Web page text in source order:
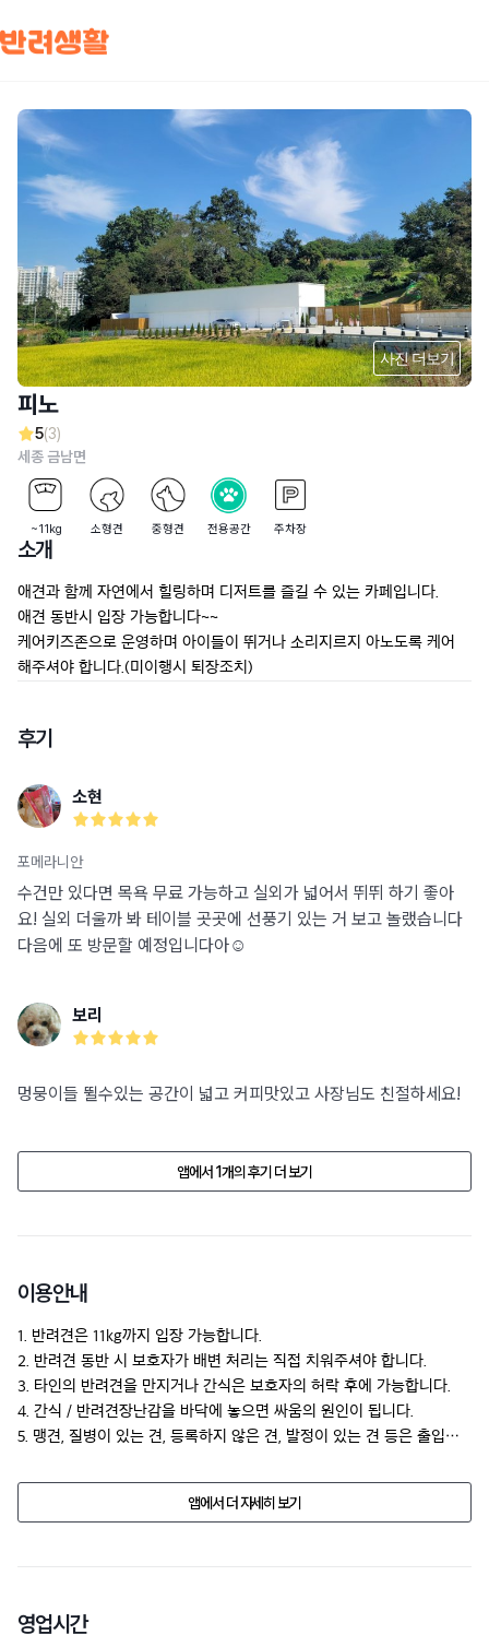
사진 더보기
피노
5(3)
세종 금남면
~11kg 소형견 중형견 전용공간 주차장
소개
애견과 함께 자연에서 힐링하며 디저트를 즐길 수 있는 카페입니다.
애견 동반시 입장 가능합니다~~
케어키즈존으로 운영하며 아이들이 뛰거나 소리지르지 아노도록 케어
해주셔야 합니다.(미이행시 퇴장조치)
후기
소현
포메라니안
수건만 있다면 목욕 무료 가능하고 실외가 넓어서 뛰뛰 하기 좋아
요! 실외 더울까 봐 테이블 곳곳에 선풍기 있는 거 보고 놀랬습니다
다음에 또 방문할 예정입니다아☺
보리
멍뭉이들 뛸수있는 공간이 넓고 커피맛있고 사장님도 친절하세요!
앱에서 1개의 후기 더 보기
이용안내
1. 반려견은 11kg까지 입장 가능합니다.
2. 반려견 동반 시 보호자가 배변 처리는 직접 치워주셔야 합니다.
3. 타인의 반려견을 만지거나 간식은 보호자의 허락 후에 가능합니다.
4. 간식 / 반려견장난감을 바닥에 놓으면 싸움의 원인이 됩니다.
5. 맹견, 질병이 있는 견, 등록하지 않은 견, 발정이 있는 견 등은 출입을
6. 다른 이용자들에게 위협을 주는 고성방가 및 불쾌한 행동을 삼가해 주
앱에서 더 자세히 보기
영업시간